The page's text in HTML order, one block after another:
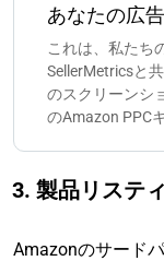
あなたの広
これは、私たち
SellerMetricsと
のスクリーンシ
のAmazon PPC
3. 製品リステ
Amazonのサード